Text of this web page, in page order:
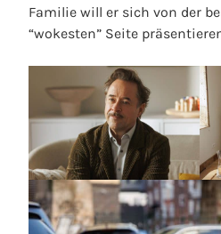
Familie will er sich von der
“wokesten” Seite